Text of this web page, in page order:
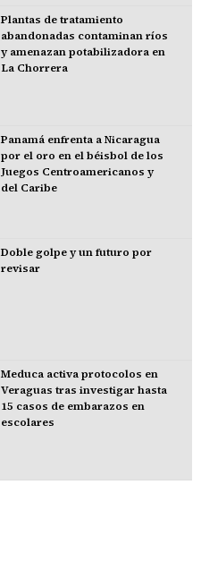
Plantas de tratamiento
abandonadas contaminan ríos
y amenazan potabilizadora en
La Chorrera
Panamá enfrenta a Nicaragua
por el oro en el béisbol de los
Juegos Centroamericanos y
del Caribe
Doble golpe y un futuro por
revisar
Meduca activa protocolos en
Veraguas tras investigar hasta
15 casos de embarazos en
escolares